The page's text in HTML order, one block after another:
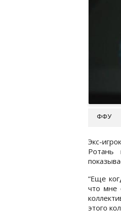
ФФУ
Экс-
Ротань
“Еще
что мне
этого